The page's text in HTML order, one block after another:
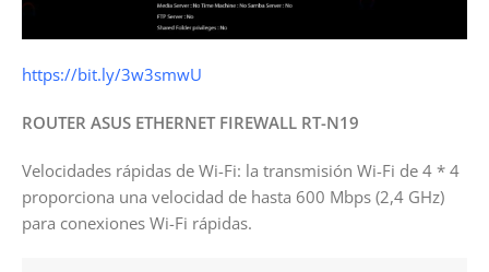
https://bit.ly/3w3smwU
ROUTER ASUS ETHERNET FIREWALL RT-N19
Velocidades rápidas de Wi-Fi: la transmisión Wi-Fi de 4 * 4
proporciona una velocidad de hasta 600 Mbps (2,4 GHz)
para conexiones Wi-Fi rápidas.